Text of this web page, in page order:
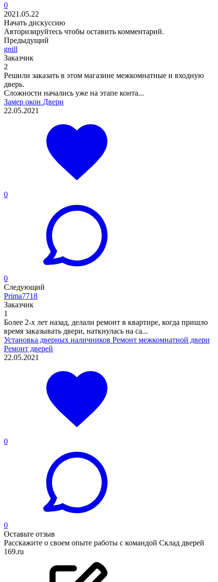
0
2021.05.22
Начать дискуссию
Авторизируйтесь чтобы оставить комментарий.
Предыдущий
gnill
Заказчик
2
Решили заказать в этом магазине межкомнатные и входную
дверь.
Сложности начались уже на этапе конта...
Замер окон Двери
22.05.2021
0
0
Следующий
Prima7718
Заказчик
1
Более 2-х лет назад, делали ремонт в квартире, когда пришло
время заказывать двери, наткнулась на са...
Установка дверных наличников Ремонт межкомнатной двери
Ремонт дверей
22.05.2021
0
0
Оставьте отзыв
Расскажите о своем опыте работы с командой Склад дверей
169.ru